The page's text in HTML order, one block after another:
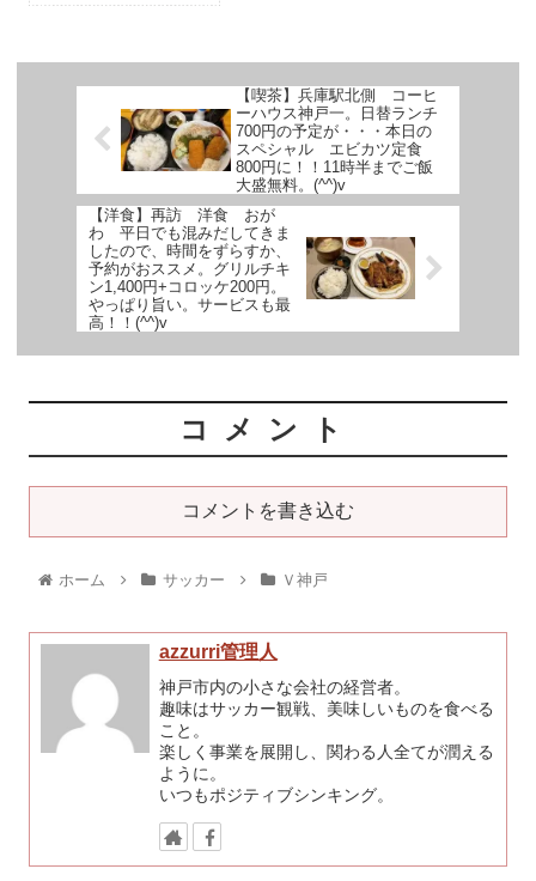
【喫茶】兵庫駅北側 コーヒ
ーハウス神戸一。日替ランチ
700円の予定が・・・本日の
スペシャル エビカツ定食
800円に！！11時半までご飯
大盛無料。(^^)v
【洋食】再訪 洋食 おが
わ 平日でも混みだしてきま
したので、時間をずらすか、
予約がおススメ。グリルチキ
ン1,400円+コロッケ200円。
やっぱり旨い。サービスも最
高！！(^^)v
コメント
コメントを書き込む
ホーム サッカー Ｖ神戸
azzurri管理人
神戸市内の小さな会社の経営者。
趣味はサッカー観戦、美味しいものを食べる
こと。
楽しく事業を展開し、関わる人全てが潤える
ように。
いつもポジティブシンキング。